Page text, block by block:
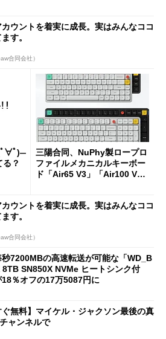
カウントを着実に成長。実はみんなココ
す。
合同会社）
ﾟ∀ﾟ)―
？
三陽合同、NuPhy製ロープロ
ファイルメカニカルキーボー
ド「Air65 V3」「Air100 V
カウントを着実に成長。実はみんなココ
す。
合同会社）
秒7200MBの高速転送が可能な「WD_B
SN850X NVMe ヒートシンク付
18％オフの17万5087円に
ぐ無料】マイケル・ジャクソン最後の真
ャンネルで